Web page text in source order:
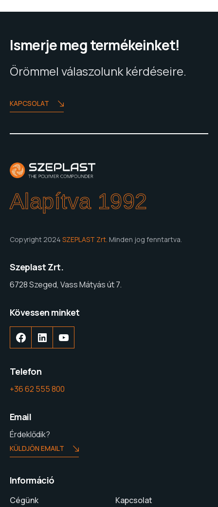
Ismerje meg termékeinket!
Örömmel válaszolunk kérdéseire.
KAPCSOLAT
Alapítva 1992
Copyright 2024 SZEPLAST Zrt. Minden jog fenntartva.
Szeplast Zrt.
6728 Szeged, Vass Mátyás út 7.
Kövessen minket
Telefon
+36 62 555 800
Email
Érdeklődik?
KÜLDJÖN EMAILT
Információ
Cégünk Kapcsolat